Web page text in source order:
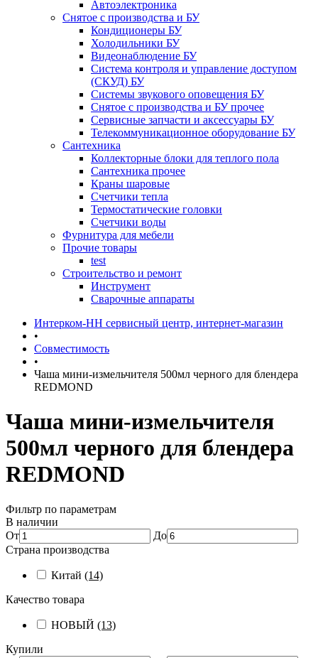
Автоэлектроника
Снятое с производства и БУ
Кондиционеры БУ
Холодильники БУ
Видеонаблюдение БУ
Система контроля и управление доступом
(СКУД) БУ
Системы звукового оповещения БУ
Снятое с производства и БУ прочее
Сервисные запчасти и аксессуары БУ
Телекоммуникационное оборудование БУ
Сантехника
Коллекторные блоки для теплого пола
Сантехника прочее
Краны шаровые
Счетчики тепла
Термоcтатические головки
Счетчики воды
Фурнитура для мебели
Прочие товары
test
Строительство и ремонт
Инструмент
Сварочные аппараты
Интерком-НН сервисный центр, интернет-магазин
•
Совместимость
•
Чаша мини-измельчителя 500мл черного для блендера
REDMOND
Чаша мини-измельчителя
500мл черного для блендера
REDMOND
Фильтр по параметрам
В наличии
От
До
Страна производства
Китай (14)
Качество товара
НОВЫЙ (13)
Купили